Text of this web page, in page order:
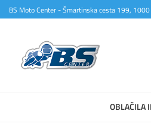
BS Moto Center - Šmartinska cesta 199,
OBLAČILA